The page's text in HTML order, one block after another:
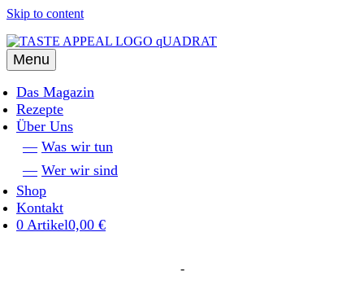
Skip to content
Menu
Das Magazin
Rezepte
Über Uns
Was wir tun
Wer wir sind
Shop
Kontakt
0 Artikel0,00 €
-